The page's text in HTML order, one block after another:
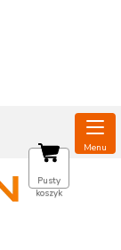
KOSZYK
Pusty
koszyk